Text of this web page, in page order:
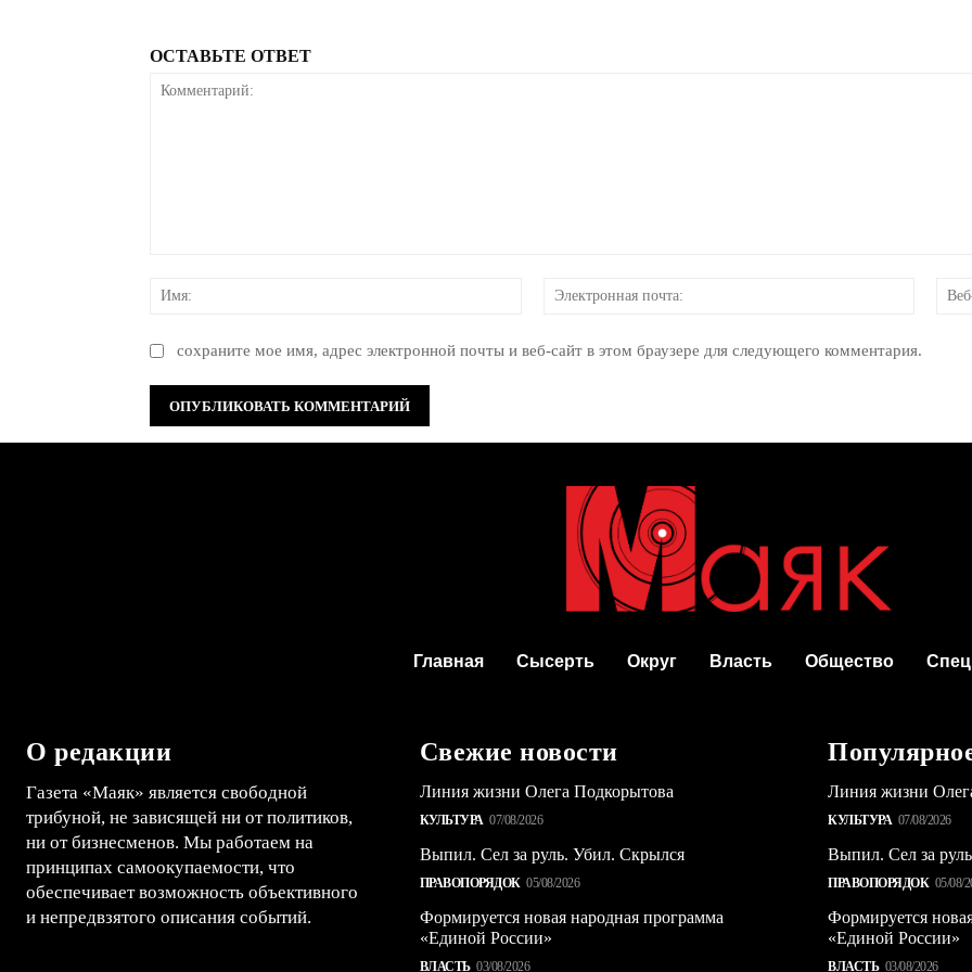
ОСТАВЬТЕ ОТВЕТ
Имя:
сохраните мое имя, адрес электронной почты и веб-сайт в этом браузере для следующего комментария.
Главная Сысерть Округ Власть Общество
О редакции
Газета «Маяк» является свободной
трибуной, не зависящей ни от политиков,
ни от бизнесменов. Мы работаем на
принципах самоокупаемости, что
обеспечивает возможность объективного
и непредвзятого описания событий.
Свежие новости
Линия жизни Олега Подкорытова
КУЛЬТУРА 07/08/2026
Выпил. Сел за руль. Убил. Скрылся
ПРАВОПОРЯДОК 05/08/2026
Формируется новая народная программа
«Единой России»
ВЛАСТЬ 03/08/2026
Линия жизни
КУЛЬТУРА 07/08/2026
Выпил. Сел за
ПРАВОПОРЯДОК 05/08/
Формируется
«Единой России»
ВЛАСТЬ 03/08/2026